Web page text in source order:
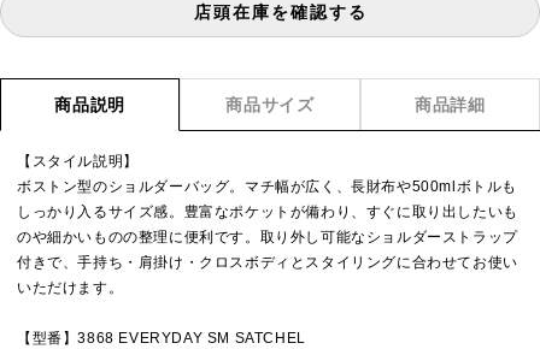
店頭在庫を確認する
商品説明 商品サイズ 商品詳細
【スタイル説明】
ボストン型のショルダーバッグ。マチ幅が広く、長財布や500mlボトルも
しっかり入るサイズ感。豊富なポケットが備わり、すぐに取り出したいも
のや細かいものの整理に便利です。取り外し可能なショルダーストラップ
付きで、手持ち・肩掛け・クロスボディとスタイリングに合わせてお使い
いただけます。
【型番】3868 EVERYDAY SM SATCHEL